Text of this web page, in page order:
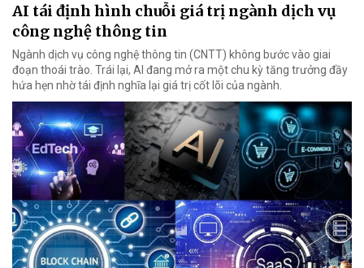
AI tái định hình chuỗi giá trị ngành dịch vụ
công nghệ thông tin
Ngành dịch vụ công nghệ thông tin (CNTT) không bước vào giai
đoạn thoái trào. Trái lại, AI đang mở ra một chu kỳ tăng trưởng đầy
hứa hẹn nhờ tái định nghĩa lại giá trị cốt lõi của ngành.